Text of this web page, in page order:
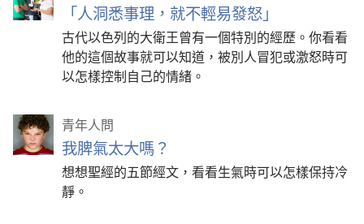
「人洞悉事理，就不輕易發怒」
古代以色列的大衛王曾有一個特別的經歷。你看看
他的這個故事就可以知道，被別人冒犯或激怒時可
以怎樣控制自己的情緒。
青年人問
我脾氣太大嗎？
想想聖經的五節經文，看看生氣時可以怎樣保持冷
靜。